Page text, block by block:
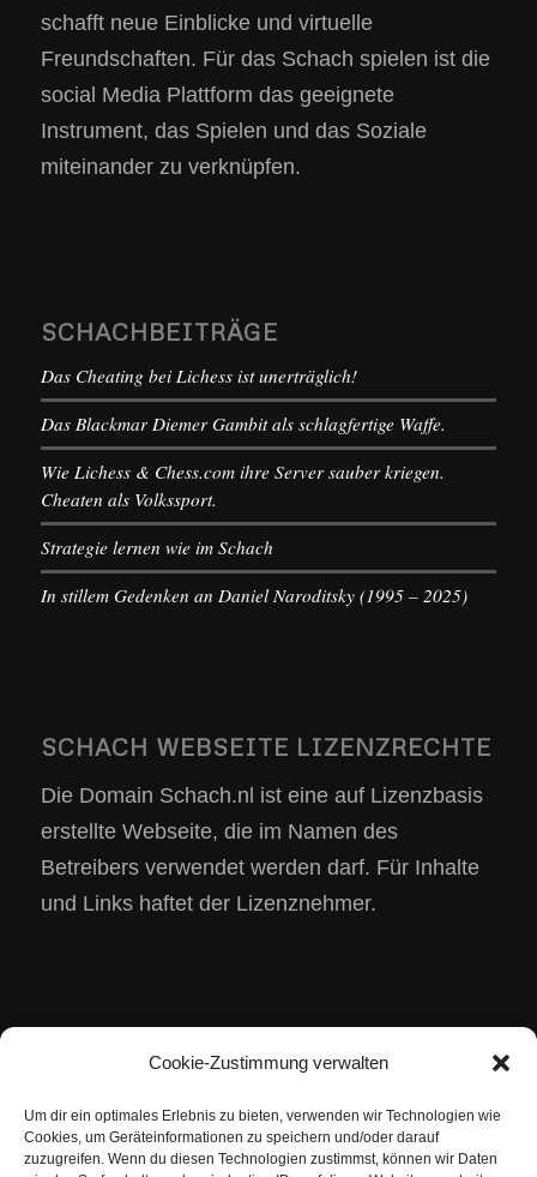
Cookie-Zustimmung verwalten
Um dir ein optimales Erlebnis zu bieten, verwenden wir Technologien wie
Cookies, um Geräteinformationen zu speichern und/oder darauf
zuzugreifen. Wenn du diesen Technologien zustimmst, können wir Daten
schafft neue Einblicke und virtuelle
Freundschaften. Für das Schach spielen ist die
social Media Plattform das geeignete
Instrument, das Spielen und das Soziale
miteinander zu verknüpfen.
SCHACHBEITRÄGE
Das Cheating bei Lichess ist unerträglich!
Das Blackmar Diemer Gambit als schlagfertige Waffe.
Wie Lichess & Chess.com ihre Server sauber kriegen.
Cheaten als Volkssport.
Strategie lernen wie im Schach
In stillem Gedenken an Daniel Naroditsky (1995 – 2025)
SCHACH WEBSEITE LIZENZRECHTE
Die Domain Schach.nl ist eine auf Lizenzbasis
erstellte Webseite, die im Namen des
Betreibers verwendet werden darf. Für Inhalte
und Links haftet der Lizenznehmer.
Schach SEO Score in Echtzeit